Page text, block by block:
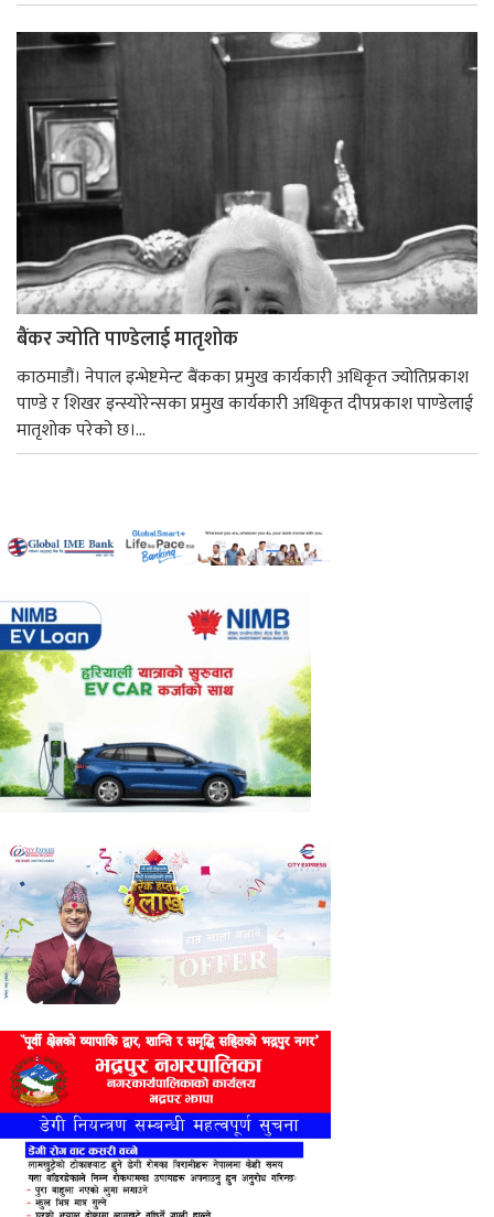
बैंकर ज्योति पाण्डेलाई मातृशोक
काठमाडौं। नेपाल इन्भेष्टमेन्ट बैंकका प्रमुख कार्यकारी अधिकृत ज्योतिप्रकाश
पाण्डे र शिखर इन्स्योरेन्सका प्रमुख कार्यकारी अधिकृत दीपप्रकाश पाण्डेलाई
मातृशोक परेको छ।...